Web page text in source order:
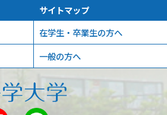
サイトマップ
在学生・卒業生の方へ
一般の方へ